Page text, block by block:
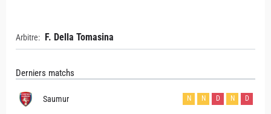
Arbitre: F. Della Tomasina
Derniers matchs
Saumur N N D N D